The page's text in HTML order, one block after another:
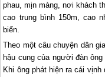
phau, mịn màng, nơi khách
cao trung bình 150m, cao
biển.
Theo một câu chuyện dân
hậu cung của người đàn
Khi ông phát hiện ra cái